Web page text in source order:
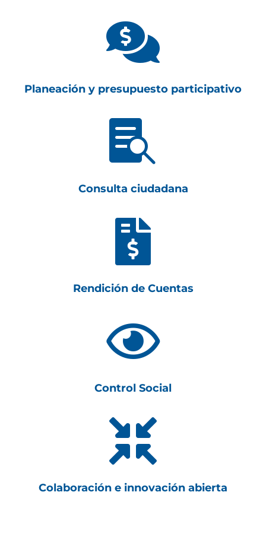

Planeación y presupuesto participativo

Consulta ciudadana

Rendición de Cuentas

Control Social

Colaboración e innovación abierta